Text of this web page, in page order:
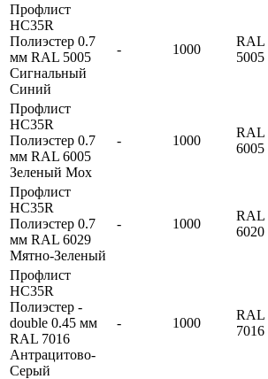
Профлист
HC35R
Полиэстер 0.7
мм RAL 5005
Сигнальный
Синий
- 1000
RAL
5005
Профлист
HC35R
Полиэстер 0.7
мм RAL 6005
Зеленый Мох
- 1000
RAL
6005
Профлист
HC35R
Полиэстер 0.7
мм RAL 6029
Мятно-Зеленый
- 1000
RAL
6020
Профлист
HC35R
Полиэстер -
double 0.45 мм
RAL 7016
Антрацитово-
Серый
- 1000
RAL
7016